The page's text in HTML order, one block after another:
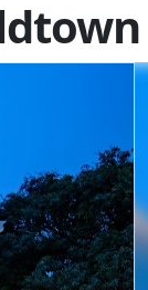
KHAI KO
SI THAMMARAT